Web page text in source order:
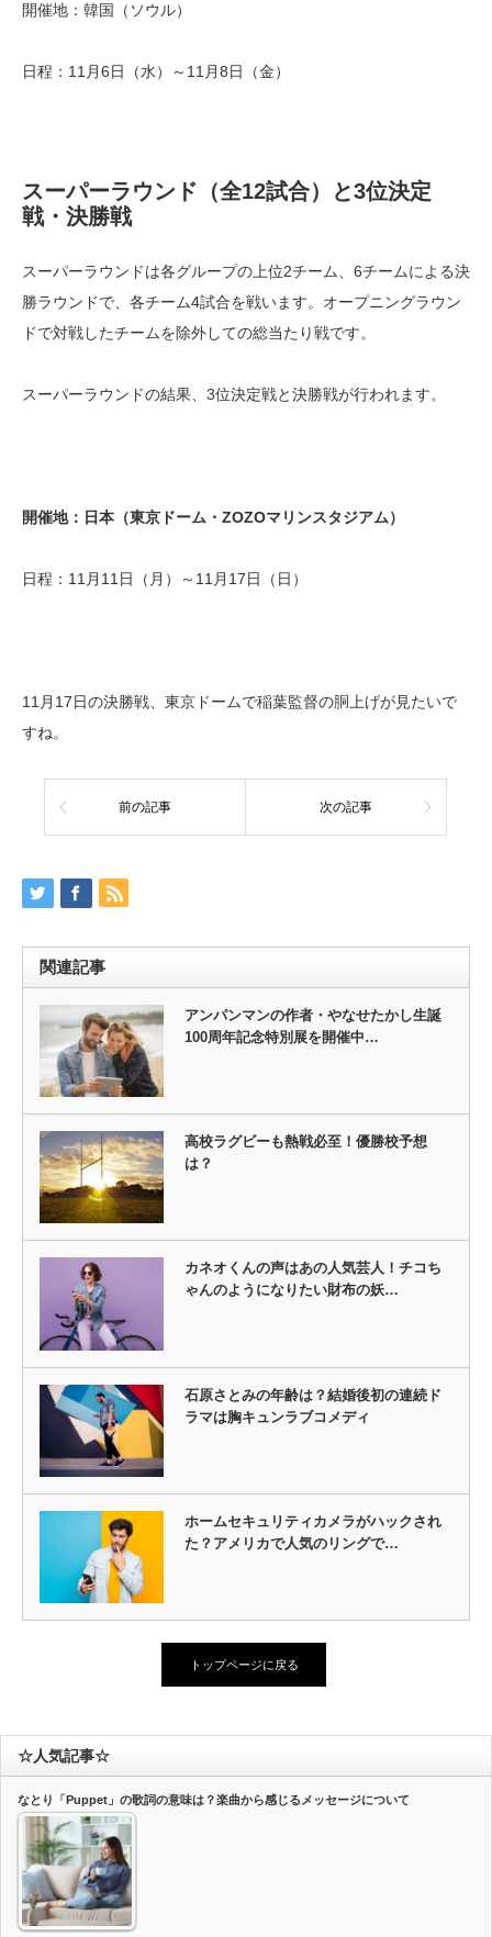
開催地：韓国（ソウル）
日程：11月6日（水）～11月8日（金）
スーパーラウンド（全12試合）と3位決定
戦・決勝戦
スーパーラウンドは各グループの上位2チーム、6チームによる決
勝ラウンドで、各チーム4試合を戦います。オープニングラウン
ドで対戦したチームを除外しての総当たり戦です。
スーパーラウンドの結果、3位決定戦と決勝戦が行われます。
開催地：日本（東京ドーム・ZOZOマリンスタジアム）
日程：11月11日（月）～11月17日（日）
11月17日の決勝戦、東京ドームで稲葉監督の胴上げが見たいで
すね。
前の記事 次の記事
関連記事
アンパンマンの作者・やなせたかし生誕
100周年記念特別展を開催中…
高校ラグビーも熱戦必至！優勝校予想
は？
カネオくんの声はあの人気芸人！チコち
ゃんのようになりたい財布の妖…
石原さとみの年齢は？結婚後初の連続ド
ラマは胸キュンラブコメディ
ホームセキュリティカメラがハックされ
た？アメリカで人気のリングで…
トップページに戻る
☆人気記事☆
なとり「Puppet」の歌詞の意味は？楽曲から感じるメッセージについて